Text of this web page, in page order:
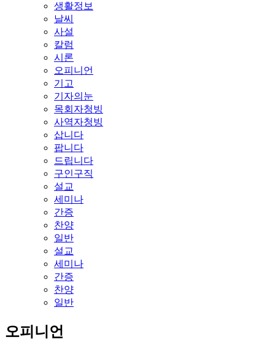
생활정보
날씨
사설
칼럼
시론
오피니언
기고
기자의눈
목회자청빙
사역자청빙
삽니다
팝니다
드립니다
구인구직
설교
세미나
간증
찬양
일반
설교
세미나
간증
찬양
일반
오피니언